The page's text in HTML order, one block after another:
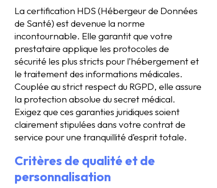
La certification HDS (Hébergeur de Données
de Santé) est devenue la norme
incontournable. Elle garantit que votre
prestataire applique les protocoles de
sécurité les plus stricts pour l’hébergement et
le traitement des informations médicales.
Couplée au strict respect du RGPD, elle assure
la protection absolue du secret médical.
Exigez que ces garanties juridiques soient
clairement stipulées dans votre contrat de
service pour une tranquillité d’esprit totale.
Critères de qualité et de
personnalisation